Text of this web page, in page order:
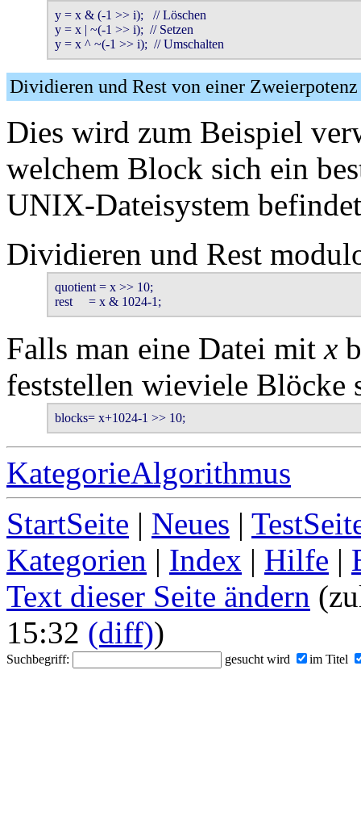
y = x & (-1 >> i);   // Löschen
y = x | ~(-1 >> i);  // Setzen
y = x ^ ~(-1 >> i);  // Umschalten
Dividieren und Rest von einer Zweierpotenz
Dies wird zum Beispiel
welchem Block sich ein
UNIX-Dateisystem
Dividieren und Rest
quotient = x >> 10;
rest     = x & 1024-1;
Falls man eine Datei mitx
feststellen wieviele Blöcke
blocks= x+1024-1 >> 10;
KategorieAlgorithmus
StartSeite | Neues |
Kategorien | Index | Hilfe |
Text dieser Seite ändern
15:32 (diff))
Suchbegriff: gesucht wird im Titel